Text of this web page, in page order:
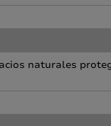
naturales